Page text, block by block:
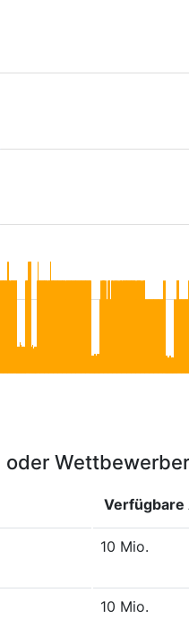
oder Wettbewerber
Verfügbare
10 Mio.
10 Mio.